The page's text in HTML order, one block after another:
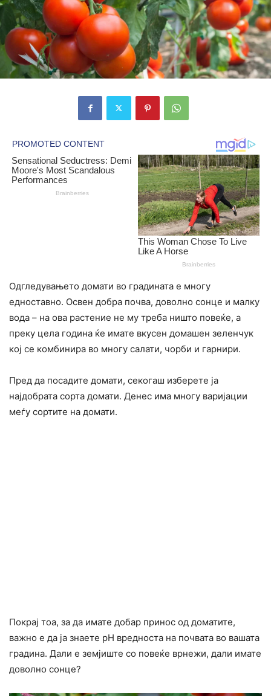
Одгледувањето домати во градината е многу
едноставно. Освен добра почва, доволно сонце и малку
вода – на ова растение не му треба ништо повеќе, a
преку цела година ќе имате вкусен домашен зеленчук
кој се комбинира во многу салати, чорби и гарнири.
Пред да посадите домати, секогаш изберете ја
најдобрата сорта домати. Денес има многу варијации
меѓу сортите на домати.
Покрај тоа, за да имате добар принос од доматите,
важно е да ја знаете pH вредноста на почвата во вашата
градина. Дали е земјиште со повеќе врнежи, дали имате
доволно сонце?